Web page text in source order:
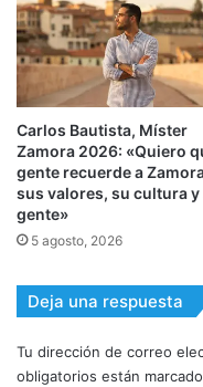
Carlos Bautista, Míster
Zamora 2026: «Quiero
gente recuerde a
sus valores, su cultura y
gente»
5 agosto, 2026
Deja una respuesta
Tu dirección de correo
obligatorios están